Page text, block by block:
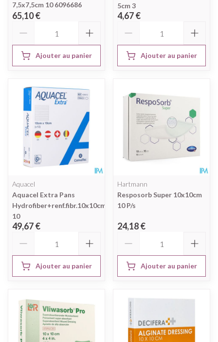
7,5x7,5cm 10 6096686
65,10 €
Ajouter au panier
5cm 3
4,67 €
Ajouter au panier
Aquacel
Aquacel Extra Pans
Hydrofiber+renf.fibr.10x10cm
10
49,67 €
Ajouter au panier
Hartmann
Resposorb Super 10x10cm
10 P/s
24,18 €
Ajouter au panier